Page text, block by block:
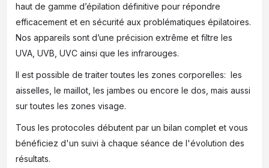
haut de gamme d’épilation définitive pour répondre
efficacement et en sécurité aux problématiques épilatoires.
Nos appareils sont d’une précision extrême et filtre les
UVA, UVB, UVC ainsi que les infrarouges.
Il est possible de traiter toutes les zones corporelles: les
aisselles, le maillot, les jambes ou encore le dos, mais aussi
sur toutes les zones visage.
Tous les protocoles débutent par un bilan complet et vous
bénéficiez d'un suivi à chaque séance de l'évolution des
résultats.